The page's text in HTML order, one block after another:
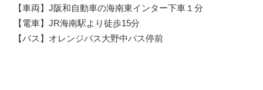
【車両】J阪和自動車の海南東インター下車１分
【電車】JR海南駅より徒歩15分
【バス】オレンジバス大野中バス停前